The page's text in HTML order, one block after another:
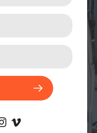
الترقيات والمنتجات